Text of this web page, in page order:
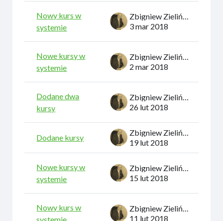
Nowy kurs w
systemie
3 mar 2018
Nowe kursy w
systemie
2 mar 2018
Dodane dwa
kursy
26 lut 2018
Dodane kursy
19 lut 2018
Nowe kursy w
systemie
15 lut 2018
Nowy kurs w
systemie
11 lut 2018